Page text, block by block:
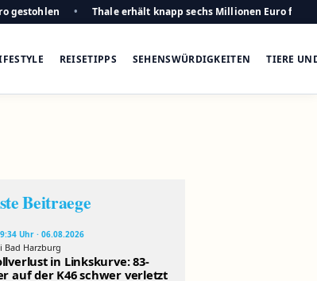
gestohlen Thale erhält knapp sechs Millionen Euro für
REISETIPPS SEHENSWÜRDIGKEITEN TIERE
Beitraege
Uhr · 06.08.2026
Bad Harzburg
in Linkskurve: 83-
auf der K46 schwer verletzt